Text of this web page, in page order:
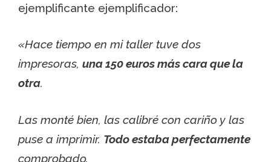
ejemplificante ejemplificador:
«Hace tiempo en mi taller tuve dos
impresoras, una 150 euros más cara que la
otra.
Las monté bien, las calibré con cariño y las
puse a imprimir. Todo estaba perfectamente
comprobado.